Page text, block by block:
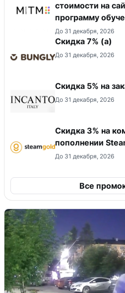
стоимости на
программу
До 31 декабря, 2026
Скидка ​7% (а)
До 31 декабря, 2026
Скидка 5% на
До 31 декабря, 2026
Скидка 3% на
пополнении
До 31 декабря, 2026
Все